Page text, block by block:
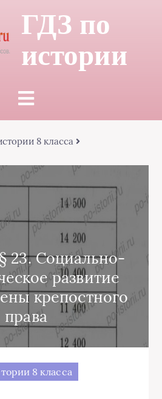
ГДЗ по
истории
8 класса
23. Социально-
развитие
крепостного
права
8 класса